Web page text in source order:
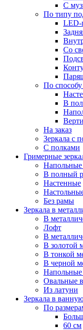
С
По типу
LED-
Со
По
В
На заказ
Зеркала с
С полками
Гримерные
В полный
Настенные
Без рамы
Зеркала в
В
Лофт
В
В золотой
В тонкой
В черной
Напольные
Овальные
Из латуни
Зеркала в
По
60 см